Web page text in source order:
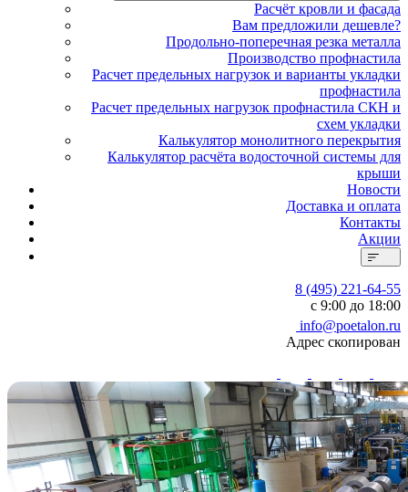
Расчёт кровли и фасада
Вам предложили дешевле?
Продольно-поперечная резка металла
Производство профнастила
Расчет предельных нагрузок и варианты укладки
профнастила
Расчет предельных нагрузок профнастила СКН и
схем укладки
Калькулятор монолитного перекрытия
Калькулятор расчёта водосточной системы для
крыши
Новости
Доставка и оплата
Контакты
Акции
8 (495) 221-64-55
с 9:00 до 18:00
info@poetalon.ru
Адрес скопирован